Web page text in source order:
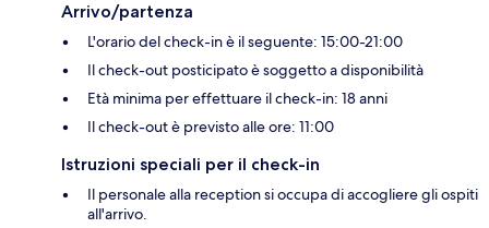
Arrivo/partenza
L'orario del check-in è il seguente: 15:00-21:00
Il check-out posticipato è soggetto a disponibilità
Età minima per effettuare il check-in: 18 anni
Il check-out è previsto alle ore: 11:00
Istruzioni speciali per il check-in
Il personale alla reception si occupa di accogliere gli ospiti
all'arrivo.